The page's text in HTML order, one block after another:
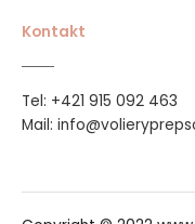
Kontakt
Tel: +421 915 092 463
Mail: